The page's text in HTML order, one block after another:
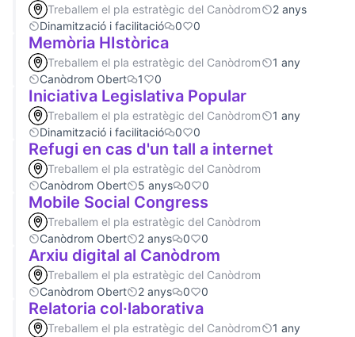
Treballem el pla estratègic del Canòdrom
2 anys
Dinamització i facilitació
0 0
Memòria HIstòrica
Treballem el pla estratègic del Canòdrom
1 any
Canòdrom Obert
1 0
Iniciativa Legislativa Popular
Treballem el pla estratègic del Canòdrom
1 any
Dinamització i facilitació
0 0
Refugi en cas d'un tall a internet
Treballem el pla estratègic del Canòdrom
Canòdrom Obert
5 anys 0 0
Mobile Social Congress
Treballem el pla estratègic del Canòdrom
Canòdrom Obert
2 anys 0 0
Arxiu digital al Canòdrom
Treballem el pla estratègic del Canòdrom
Canòdrom Obert
2 anys 0 0
Relatoria col·laborativa
Treballem el pla estratègic del Canòdrom
1 any